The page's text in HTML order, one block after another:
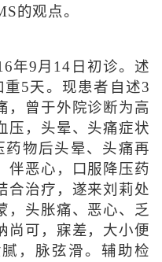
的观点。
年9月14日初诊。述
5天。现患者自述3
，曾于外院诊断为高
压，头晕、头痛症状
物后头晕、头痛再
伴恶心，口服降压药
合治疗，遂来刘莉处
，头胀痛、恶心、乏
尚可，寐差，大小便
，脉弦滑。辅助检